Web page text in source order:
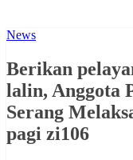
News
Berikan
lalin, Anggota
Serang
pagi zi106